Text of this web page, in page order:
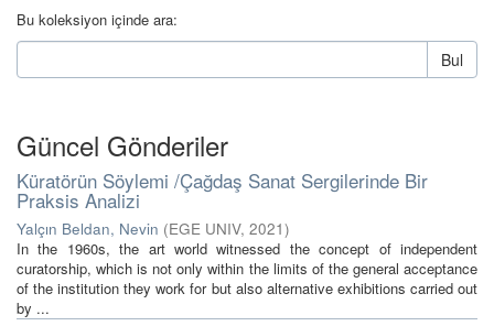
Bu koleksiyon içinde ara:
Bul
Güncel Gönderiler
Küratörün Söylemi /Çağdaş Sanat Sergilerinde Bir
Praksis Analizi
Yalçın Beldan, Nevin (EGE UNIV, 2021)
In the 1960s, the art world witnessed the concept of independent
curatorship, which is not only within the limits of the general acceptance
of the institution they work for but also alternative exhibitions carried out
by ...